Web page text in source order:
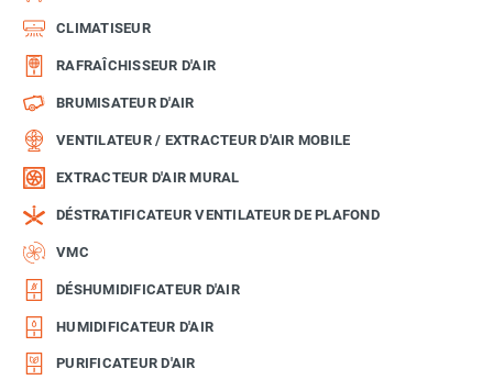
CLIMATISEUR
RAFRAÎCHISSEUR D'AIR
BRUMISATEUR D'AIR
VENTILATEUR / EXTRACTEUR D'AIR MOBILE
EXTRACTEUR D'AIR MURAL
DÉSTRATIFICATEUR VENTILATEUR DE PLAFOND
VMC
DÉSHUMIDIFICATEUR D'AIR
HUMIDIFICATEUR D'AIR
PURIFICATEUR D'AIR